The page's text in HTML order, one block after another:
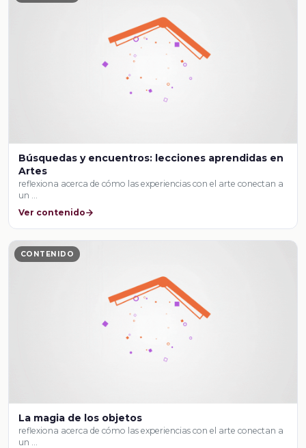
Búsquedas y encuentros: lecciones aprendidas en
Artes
reflexiona acerca de cómo las experiencias con el arte conectan a
un …
Ver contenido
CONTENIDO
La magia de los objetos
reflexiona acerca de cómo las experiencias con el arte conectan a
un …